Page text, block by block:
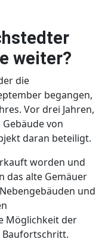
weiter?
die
begangen,
Vor drei Jahren,
von
daran beteiligt.
worden und
das alte Gemäuer
und
Möglichkeit der
Baufortschritt.